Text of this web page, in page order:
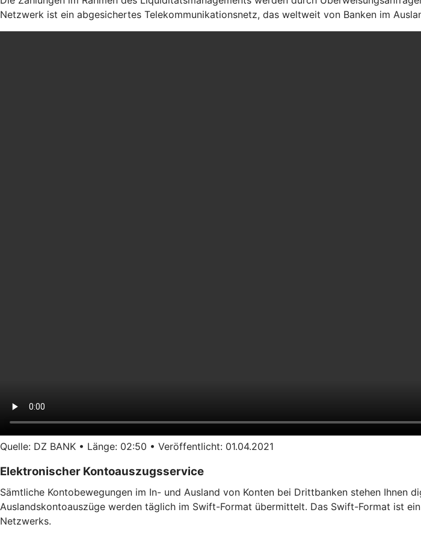
Netzwerk ist ein abgesichertes Telekommunikationsnetz, das weltweit von Banken im
Quelle: DZ BANK • Länge: 02:50 • Veröffentlicht: 01.04.2021
Elektronischer Kontoauszugsservice
Sämtliche Kontobewegungen im In- und Ausland von Konten bei Drittbanken stehen
Auslandskontoauszüge werden täglich im Swift-Format übermittelt. Das Swift-Format ist
Netzwerks.